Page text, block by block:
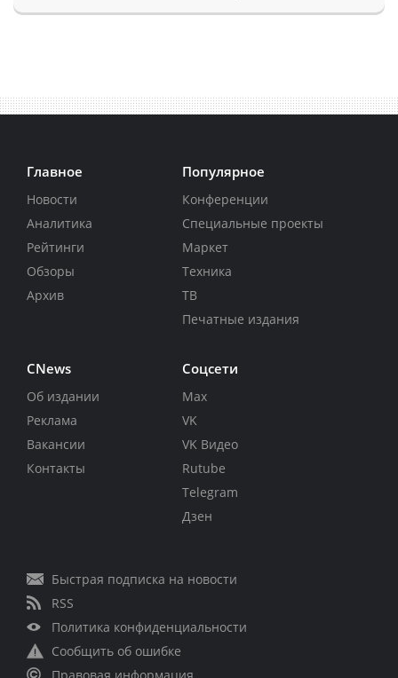
Главное
Новости
Аналитика
Рейтинги
Обзоры
Архив
Популярное
Конференции
Специальные проекты
Маркет
Техника
ТВ
Печатные издания
CNews
Об издании
Реклама
Вакансии
Контакты
Соцсети
Max
VK
VK Видео
Rutube
Telegram
Дзен
Быстрая подписка на новости
RSS
Политика конфиденциальности
Сообщить об ошибке